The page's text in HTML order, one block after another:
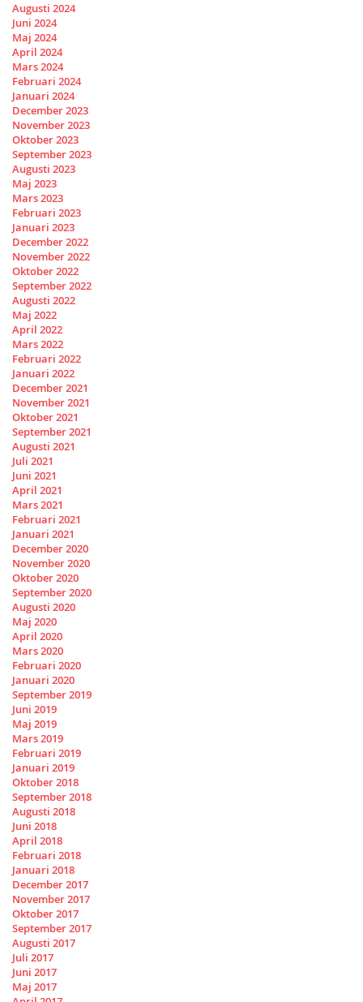
Augusti 2024
Juni 2024
Maj 2024
April 2024
Mars 2024
Februari 2024
Januari 2024
December 2023
November 2023
Oktober 2023
September 2023
Augusti 2023
Maj 2023
Mars 2023
Februari 2023
Januari 2023
December 2022
November 2022
Oktober 2022
September 2022
Augusti 2022
Maj 2022
April 2022
Mars 2022
Februari 2022
Januari 2022
December 2021
November 2021
Oktober 2021
September 2021
Augusti 2021
Juli 2021
Juni 2021
April 2021
Mars 2021
Februari 2021
Januari 2021
December 2020
November 2020
Oktober 2020
September 2020
Augusti 2020
Maj 2020
April 2020
Mars 2020
Februari 2020
Januari 2020
September 2019
Juni 2019
Maj 2019
Mars 2019
Februari 2019
Januari 2019
Oktober 2018
September 2018
Augusti 2018
Juni 2018
April 2018
Februari 2018
Januari 2018
December 2017
November 2017
Oktober 2017
September 2017
Augusti 2017
Juli 2017
Juni 2017
Maj 2017